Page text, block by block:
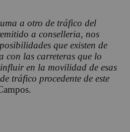
a otro de tráfico del
a conselleria, nos
que existen de
con las carreteras que lo
en la movilidad de esas
tráfico procedente de este